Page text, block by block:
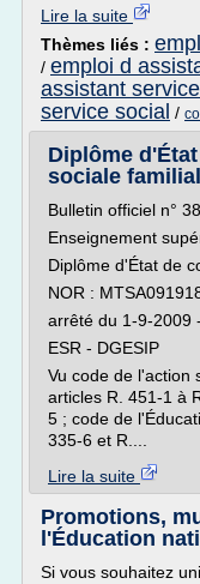
Lire la suite
Thèmes liés :
/ emploi d
assistant
service social /
Diplôme
sociale
Bulletin officiel n°
Enseignement
Diplôme d'État de
NOR :
arrêté du 1-9-2009
ESR - DGESIP
Vu code de l'action
articles R. 451-1 à
5 ; code de
335-6 et R....
Lire la suite
Promotions,
l'Éducation
Si vous souhaitez